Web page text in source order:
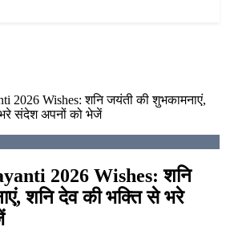
2026 Wishes: शनि जयंती की शुभकामनाएं,
संदेश अपनों को भेजें
2026 Wishes: शनि
शनि देव की भक्ति से भरे